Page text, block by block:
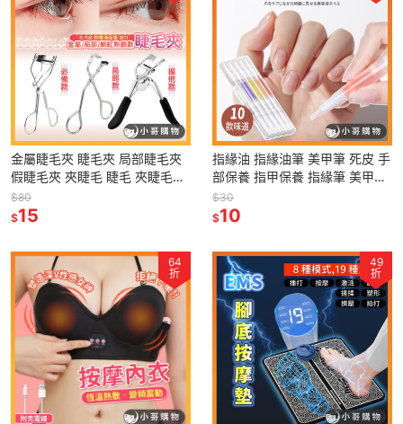
金屬睫毛夾 睫毛夾 局部睫毛夾
假睫毛夾 夾睫毛 睫毛 夾睫毛器
分段睫毛夾 便攜式睫毛夾 新手
睫毛夾
$80
$15
指緣油 指緣油筆 美甲筆 死皮 手
部保養 指甲保養 指緣筆 美甲油
手足保養 指甲油 指緣 甲油 美甲
指甲
$30
$10
64
折
49
折